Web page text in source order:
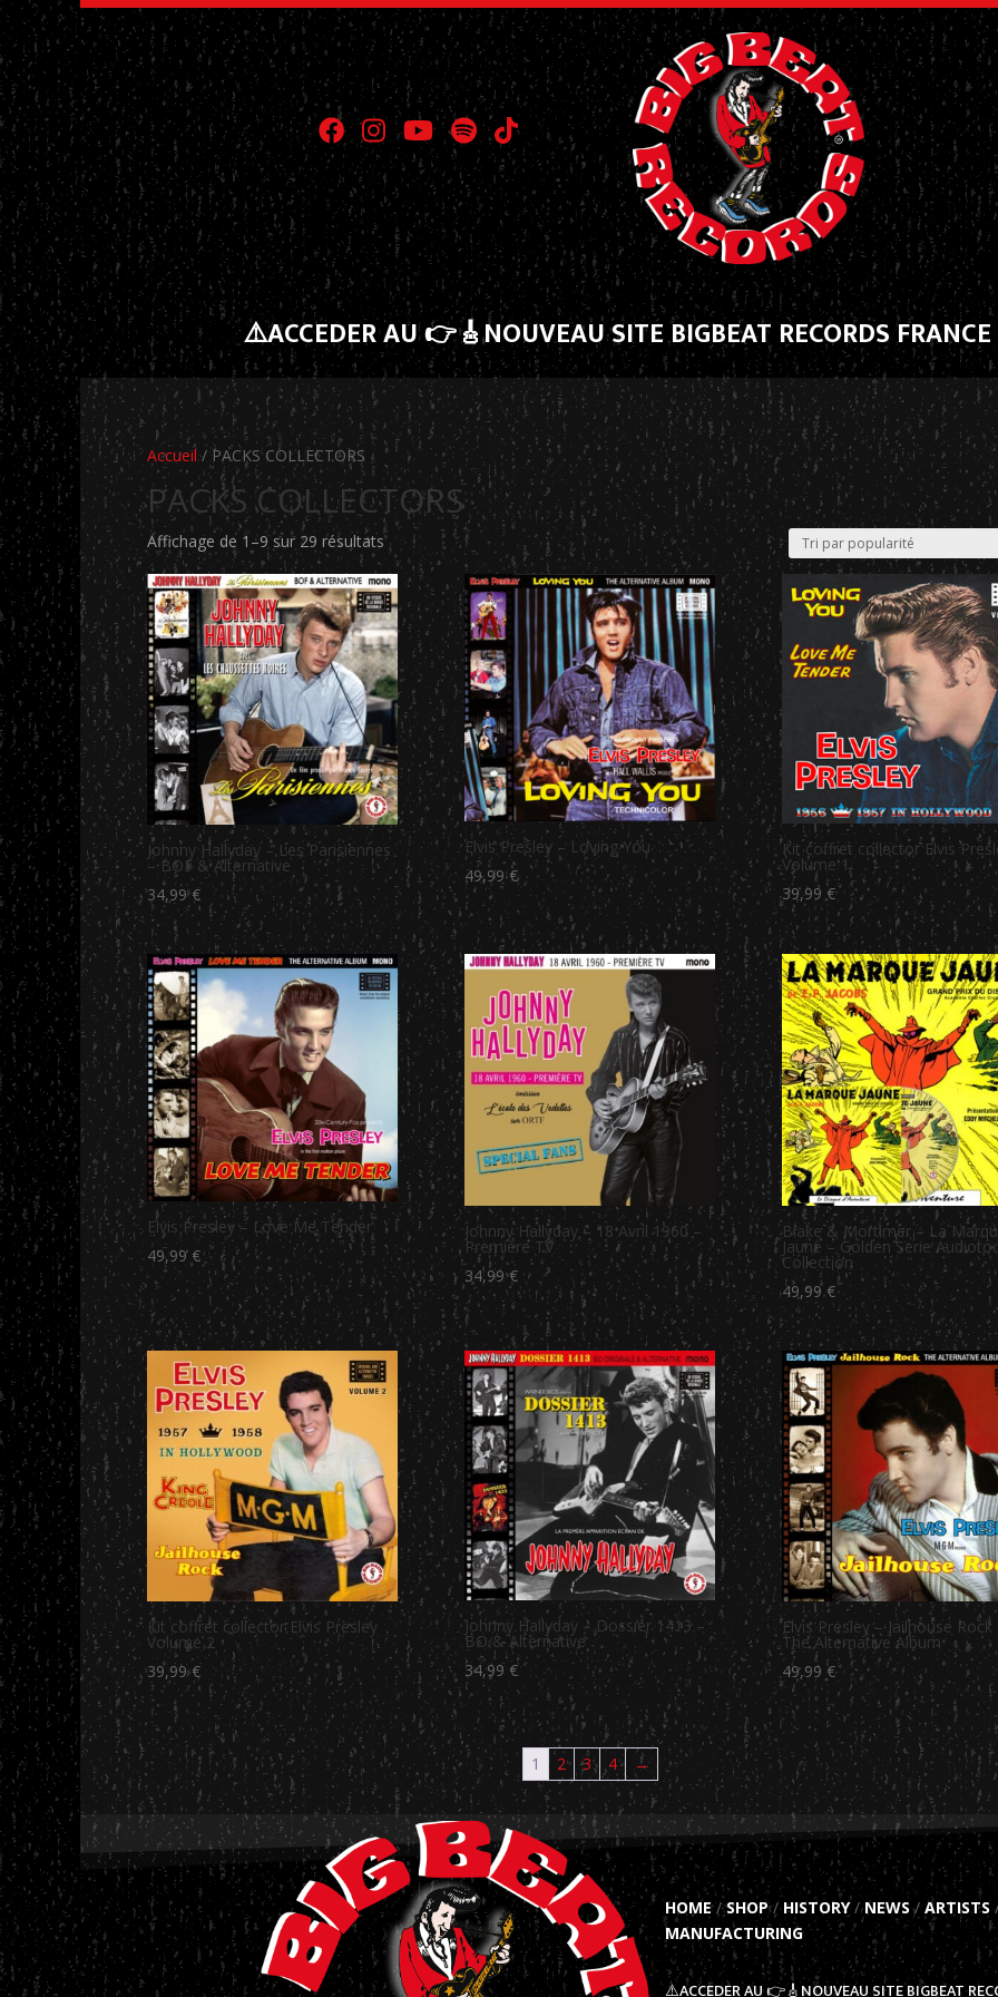
⚠️ACCEDER AU 👉🎸NOUVEAU SITE BIGBEAT RECORDS
Accueil / PACKS COLLECTORS
PACKS COLLECTORS
Affichage de 1–9 sur 29 résultatsTrié
par
popularité
Johnny Hallyday – Les Parisiennes
– BOF & Alternative
34,99€
Elvis Presley – Loving You
49,99€
Kit coffret collector Elvis
Volume 1
39,99€
Elvis Presley – Love Me Tender
49,99 €
Johnny Hallyday – 18 Avril 1960 –
Première TV
34,99€
Blake & Mortimer – La
Jaune – Golden Serie
Collection
49,99€
Kit coffret collector Elvis Presley
Volume 2
39,99€
Johnny Hallyday – Dossier 1413 –
BO & Alternative
34,99 €
Elvis Presley – Jailhouse Rock
The Alternative Album
49,99 €
1 2 3 4 →
HOME/SHOP/HISTORY/NEWS /ARTISTS
MANUFACTURING
⚠️ACCEDER AU 👉🎸NOUVEAU SITE BIGBEAT